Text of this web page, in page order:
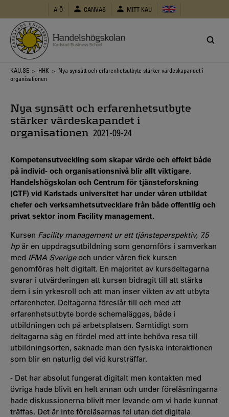
huvudinnehåll
A-Ö CANVAS MITT KAU
Länkstig
KAU.SE > HHK > Nya synsätt och erfarenhetsutbyte stärker värdeskapandet i
organisationen
Nya synsätt och erfarenhetsutbyte
stärker värdeskapandet i
organisationen 2021-09-24
Kompetensutveckling som skapar värde och effekt både
på individ- och organisationsnivå blir allt viktigare.
Handelshögskolan och Centrum för tjänsteforskning
(CTF) vid Karlstads universitet har under våren utbildat
chefer och verksamhetsutvecklare från både offentlig och
privat sektor inom Facility management.
Kursen Facility management ur ett tjänsteperspektiv, 7.5
hpär en uppdragsutbildning som genomförs i samverkan
med IFMA Sverigeoch under våren fick kursen
genomföras helt digitalt. En majoritet av kursdeltagarna
svarar i utvärderingen att kursen bidragit till att stärka
dem i sin yrkesroll och att man inser vikten av att utbyta
erfarenheter. Deltagarna föreslår till och med att
erfarenhetsutbyte borde schemaläggas, både i
utbildningen och på arbetsplatsen. Samtidigt som
deltagarna såg en fördel med att inte behöva resa till
utbildningsorten, saknade man den fysiska interaktionen
som blir en naturlig del vid kursträffar.
- Det har absolut fungerat digitalt men kontakten med
övriga hade blivit en helt annan och under föreläsningarna
hade diskussionerna blivit mer levande om vi hade kunnat
träffas. Det är inte föreläsarnas fel utan det digitala